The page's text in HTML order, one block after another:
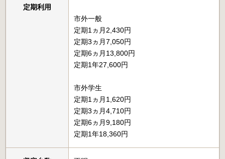
定期利用
市外一般
定期1ヵ月2,430円
定期3ヵ月7,050円
定期6ヵ月13,800円
定期1年27,600円
市外学生
定期1ヵ月1,620円
定期3ヵ月4,710円
定期6ヵ月9,180円
定期1年18,360円